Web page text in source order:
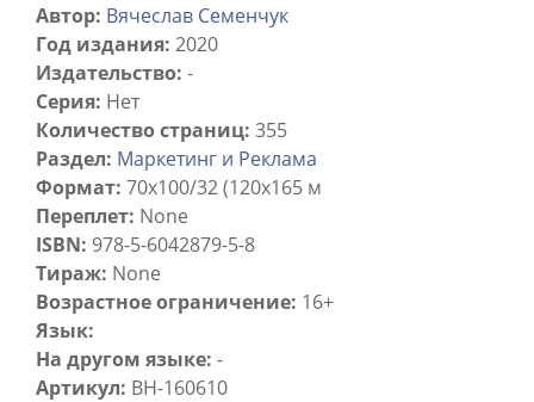
Автор: Вячеслав Семенчук
Год издания: 2020
Издательство: -
Серия: Нет
Количество страниц: 355
Раздел: Маркетинг и Реклама
Формат: 70x100/32 (120х165 м
Переплет: None
ISBN: 978-5-6042879-5-8
Тираж: None
Возрастное ограничение: 16+
Язык:
На другом языке: -
Артикул: BH-160610